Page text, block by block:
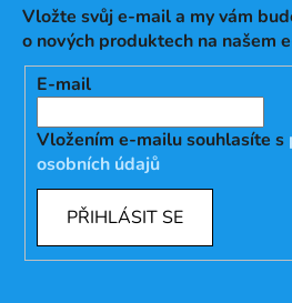
Vložte svůj e-mail a my vám
o nových produktech na našem
E-mail
Vložením e-mailu souhlasíte s
osobních údajů
PŘIHLÁSIT SE